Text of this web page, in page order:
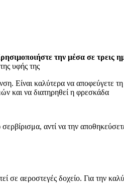
την μέσα σε τρεις
υφής της
Είναι καλύτερα να αποφεύγετε
και να διατηρηθεί η φρεσκάδα
αντί να την
σε αεροστεγές δοχείο. Για την